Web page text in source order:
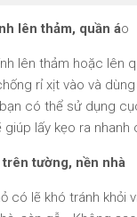
lên thảm, quần áo
lên thảm hoặc lên
rỉ xịt vào và
có thể sử dụng
lấy kẹo ra nhanh
trên tường, nền nhà
có lẽ khó tránh khỏi